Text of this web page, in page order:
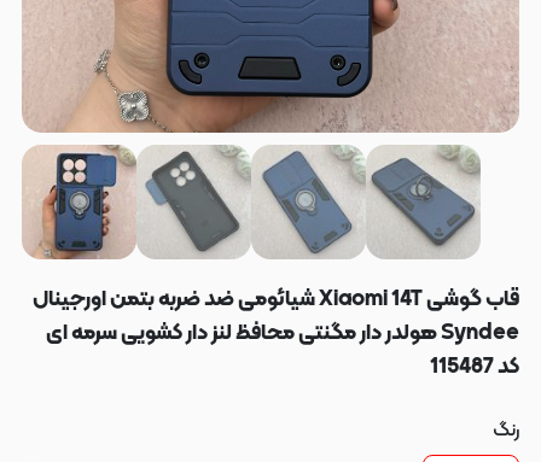
قاب گوشی Xiaomi 14T شیائومی ضد ضربه بتمن اورجینال
Syndee هولدر دار مگنتی محافظ لنز دار کشویی سرمه ای
کد 115487
رنگ